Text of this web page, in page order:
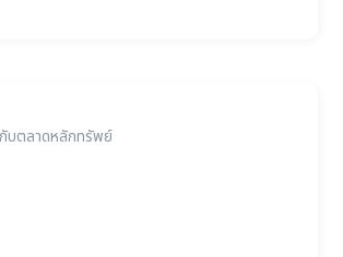
บตลาดหลักทรัพย์